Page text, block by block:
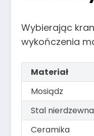
Wybierając
wykończenia
Materiał
Mosiądz
Stal nierdzewna
Ceramika